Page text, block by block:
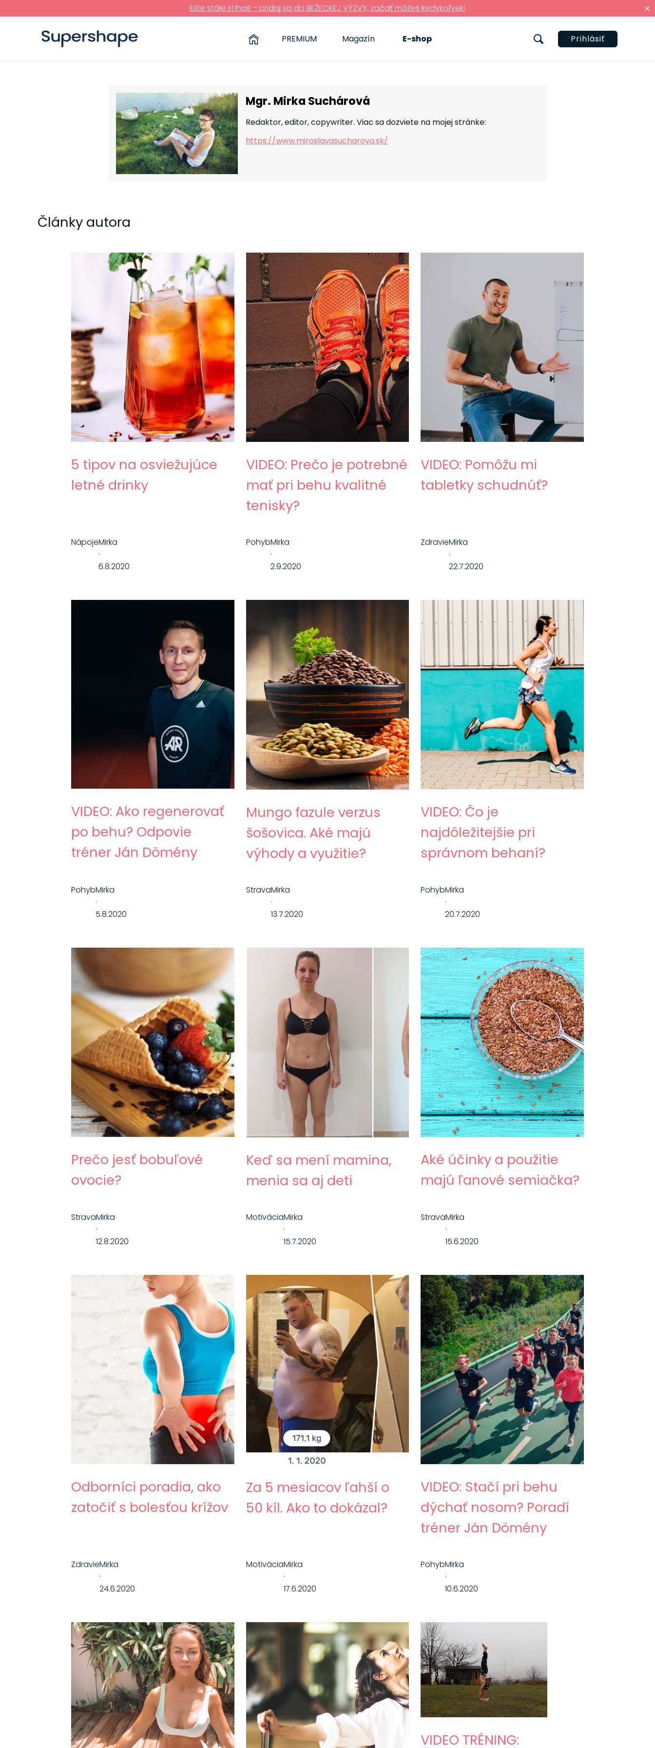
×
Ešte stále stíhaš – pridaj sa do BEŽECKEJ VÝZVY, začať môžeš kedykoľvek!
Prihlásiť
PREMIUM Magazín E-shop
Mgr. Mirka Suchárová
Redaktor, editor, copywriter. Viac sa dozviete na mojej stránke:
https://www.miroslavasucharova.sk/
Články autora
5 tipov na osviežujúce
letné drinky
NápojeMirka
·
6.8.2020
VIDEO: Prečo je potrebné
mať pri behu kvalitné
tenisky?
PohybMirka
·
2.9.2020
VIDEO: Pomôžu mi
tabletky schudnúť?
ZdravieMirka
·
22.7.2020
VIDEO: Ako regenerovať
po behu? Odpovie
tréner Ján Dömény
PohybMirka
·
5.8.2020
Mungo fazule verzus
šošovica. Aké majú
výhody a využitie?
StravaMirka
·
13.7.2020
VIDEO: Čo je
najdôležitejšie pri
správnom behaní?
PohybMirka
·
20.7.2020
Prečo jesť bobuľové
ovocie?
StravaMirka
·
12.8.2020
Keď sa mení mamina,
menia sa aj deti
MotiváciaMirka
·
15.7.2020
Aké účinky a použitie
majú ľanové semiačka?
StravaMirka
·
15.6.2020
Odborníci poradia, ako
zatočiť s bolesťou krížov
ZdravieMirka
·
24.6.2020
Za 5 mesiacov ľahší o
50 kíl. Ako to dokázal?
MotiváciaMirka
·
17.6.2020
VIDEO: Stačí pri behu
dýchať nosom? Poradí
tréner Ján Dömény
PohybMirka
·
10.6.2020
VIDEO TRÉNING: